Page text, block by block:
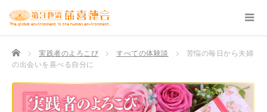
TOP 実践者のよろこび すべての体験談
苦悩の毎日から夫婦
の出会いを喜べる自分に